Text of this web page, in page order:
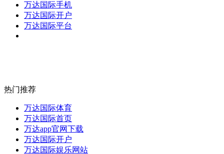
万达国际手机
万达国际开户
万达国际平台
热门推荐
万达国际体育
万达国际首页
万达app官网下载
万达国际开户
万达国际娱乐网站